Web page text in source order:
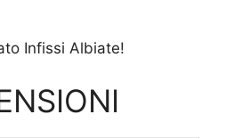
Infissi Albiate!